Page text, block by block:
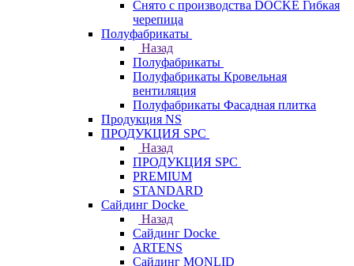
Снято с производства DOCKE Гибкая
черепица
Полуфабрикаты
Назад
Полуфабрикаты
Полуфабрикаты Кровельная
вентиляция
Полуфабрикаты Фасадная плитка
Продукция NS
ПРОДУКЦИЯ SPC
Назад
ПРОДУКЦИЯ SPC
PREMIUM
STANDARD
Сайдинг Docke
Назад
Сайдинг Docke
ARTENS
Cайдинг MONLID